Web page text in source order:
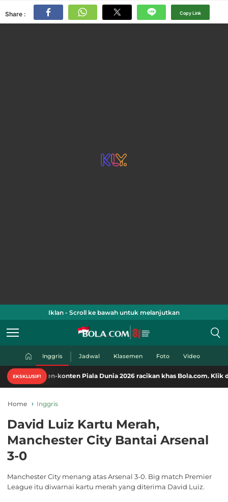
Share : Copy Link
Iklan - Scroll ke bawah untuk melanjutkan
Inggris Jadwal Klasemen Foto Video
EKSKLUSIF!
konten Piala Dunia 2026 racikan khas Bola.com. Klik di sini!
Home Inggris
David Luiz Kartu Merah,
Manchester City Bantai Arsenal
3-0
Manchester City menang atas Arsenal 3-0. Big match Premier
League itu diwarnai kartu merah yang diterima David Luiz.